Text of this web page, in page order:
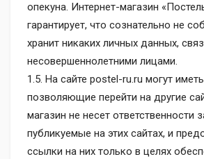
опекуна. Интернет-магазин
гарантирует, что сознательно не
хранит никаких личных данных,
несовершеннолетними лицами.
1.5. На сайте postel-ru.ru могут
позволяющие перейти на другие
магазин не несет ответственности
публикуемые на этих сайтах, и
ссылки на них только в целях